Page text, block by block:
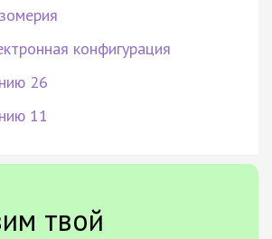
конфигурация
26
11
твой